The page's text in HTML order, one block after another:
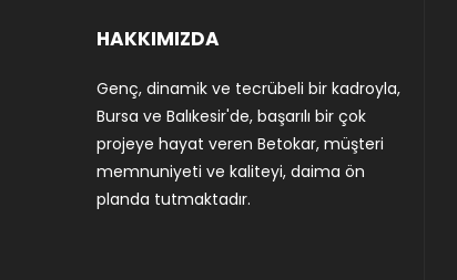
HAKKIMIZDA
Genç, dinamik ve tecrübeli bir kadroyla,
Bursa ve Balıkesir'de, başarılı bir çok
projeye hayat veren Betokar, müşteri
memnuniyeti ve kaliteyi, daima ön
planda tutmaktadır.